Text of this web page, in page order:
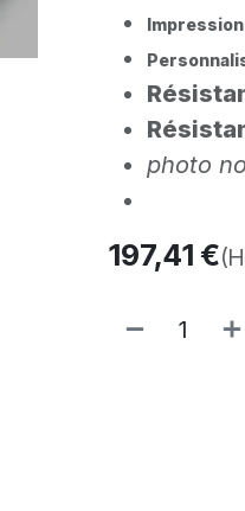
Impression
photo
197,41 €